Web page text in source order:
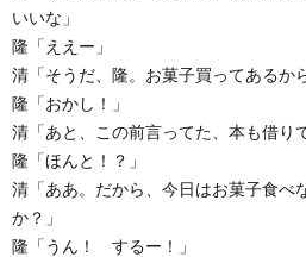
いいな」
隆「ええー」
清「そうだ、隆。お菓子買ってあるか
隆「おかし！」
清「あと、この前言ってた、本も借り
隆「ほんと！？」
清「ああ。だから、今日はお菓子食べ
か？」
隆「うん！ するー！」